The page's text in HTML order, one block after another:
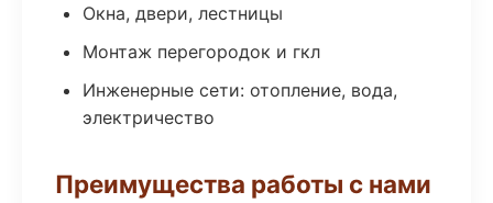
Окна, двери, лестницы
Монтаж перегородок и гкл
Инженерные сети: отопление, вода,
электричество
Преимущества работы с нами